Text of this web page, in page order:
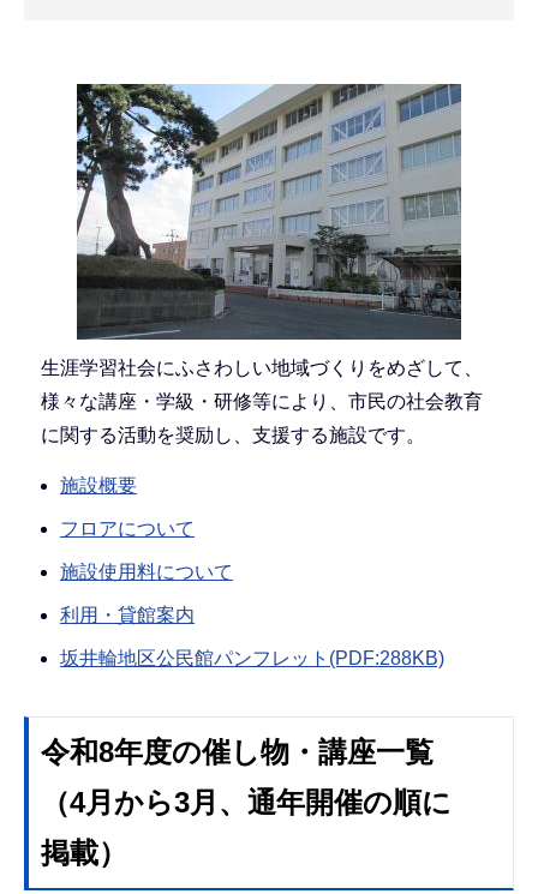
生涯学習社会にふさわしい地域づくりをめざして、
様々な講座・学級・研修等により、市民の社会教育
に関する活動を奨励し、支援する施設です。
施設概要
フロアについて
施設使用料について
利用・貸館案内
坂井輪地区公民館パンフレット(PDF:288KB)
令和8年度の催し物・講座一覧
（4月から3月、通年開催の順に
掲載）